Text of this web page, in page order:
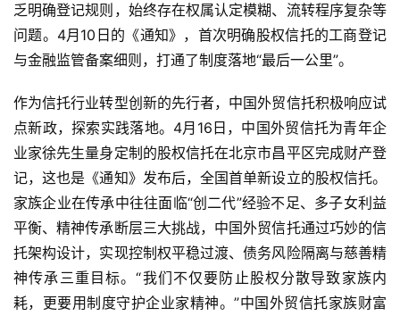
乏明确登记规则，始终存在权属认定模糊、流转程序复杂等
问题。4月10日的《通知》，首次明确股权信托的工商登记
与金融监管备案细则，打通了制度落地“最后一公里”。
作为信托行业转型创新的先行者，中国外贸信托积极响应试
点新政，探索实践落地。4月16日，中国外贸信托为青年企
业家徐先生量身定制的股权信托在北京市昌平区完成财产登
记，这也是《通知》发布后，全国首单新设立的股权信托。
家族企业在传承中往往面临“创二代”经验不足、多子女利益
平衡、精神传承断层三大挑战，中国外贸信托通过巧妙的信
托架构设计，实现控制权平稳过渡、债务风险隔离与慈善精
神传承三重目标。“我们不仅要防止股权分散导致家族内
耗，更要用制度守护企业家精神。”中国外贸信托家族财富